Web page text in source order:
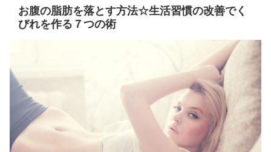
お腹の脂肪を落とす方法☆生活習慣の改善でく
びれを作る７つの術